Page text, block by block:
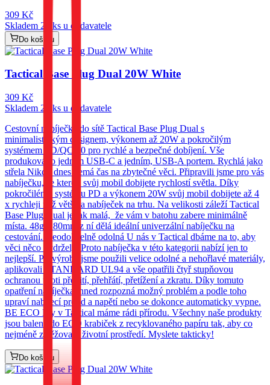
309 Kč
Skladem 20 ks u dodavatele
Do košíku
Tactical Base Plug Dual 20W White
309 Kč
Skladem 20 ks u dodavatele
Cestovní nabíječka do sítě Tactical Base Plug Dual s
minimalistickým designem, výkonem až 20W a pokročilým
systémem PD/QC3.0 pro rychlé a bezpečné dobíjení. Vše
produkováno jedním USB-C a jedním, USB-A portem. Rychlá jako
střela Nikdo dnes nemá čas na zbytečné věci. Připravili jsme pro vás
nabíječku, se kterou svůj mobil dobijete rychlostí světla. Díky
pokročilému systému PD a výkonem 20W svůj mobil dobijete až 4
x rychleji než většina nabíječek na trhu. Na velikosti záleží Tactical
Base Plug Dual je tak malá, že vám v batohu zabere minimálně
místa. 48g a 80mm z ní dělá ideální univerzální nabíječku na
cestování. Neodolatelně odolná U nás v Tactical dbáme na to, aby
věci něco vydržely. Proto nabíječka v této kategorii nabízí jen to
nejlepší. Při výrobě jsme použili velice odolné a nehořlavé materiály,
aplikovali STANDARD UL94 a vše opatřili čtyř stupňovou
ochranou proti přebití, přehřátí, přetížení a zkratu. Díky tomuto
opatření nabíječka ihned rozpozná možný problém a podle toho
upraví nabíjecí proud a napětí nebo se dokonce automaticky vypne.
BE ECO My v Tactical máme rádi přírodu. Všechny naše produkty
jsou balené do ECO krabiček z recyklovaného papíru tak, aby co
nejméně zatěžovaly životní prostředí. Myslete takticky!
Do košíku